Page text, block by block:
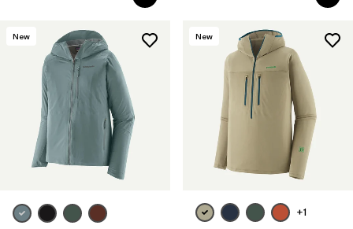
New New
+1